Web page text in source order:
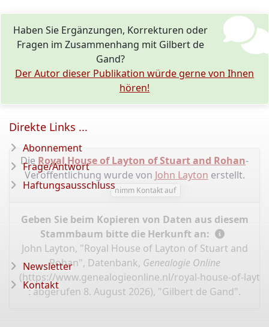
Haben Sie Ergänzungen, Korrekturen oder
Fragen im Zusammenhang mit Gilbert de
Gand?
Der Autor dieser Publikation würde gerne von Ihnen
hören!
Die Royal House of Layton of Stuart and Rohan-
Veröffentlichung wurde von John Layton erstellt.
nimm Kontakt auf
Geben Sie beim Kopieren von Daten aus diesem
Stammbaum bitte die Herkunft an:
John Layton, "Royal House of Layton of Stuart and
Rohan", Datenbank, Genealogie Online
(https://www.genealogieonline.nl/royal-house-of-
: abgerufen 8. August 2026), "Gilbert de Gand".
Direkte Links ...
Abonnement
Frage/Antwort
Haftungsausschluss
Newsletter
Kontakt